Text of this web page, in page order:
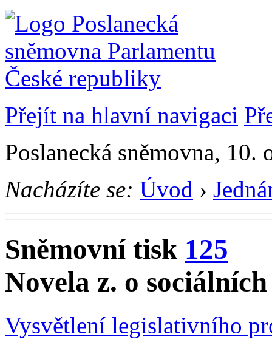
Přejít na hlavní navigaci
Poslanecká sněmovna, 10.
Nacházíte se: Úvod ›
Sněmovní tisk 125
Novela z. o
Vysvětlení legislativního